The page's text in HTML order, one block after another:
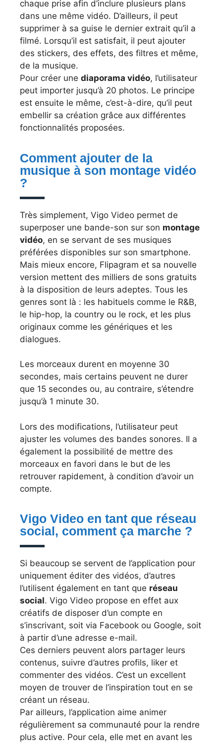
chaque prise afin d’inclure plusieurs plans
dans une même vidéo. D’ailleurs, il peut
supprimer à sa guise le dernier extrait qu’il a
filmé. Lorsqu’il est satisfait, il peut ajouter
des stickers, des effets, des filtres et même,
de la musique.
Pour créer une diaporama vidéo, l’utilisateur
peut importer jusqu’à 20 photos. Le principe
est ensuite le même, c’est-à-dire, qu’il peut
embellir sa création grâce aux différentes
fonctionnalités proposées.
Comment ajouter de la
musique à son montage vidéo
?
Très simplement, Vigo Video permet de
superposer une bande-son sur son montage
vidéo, en se servant de ses musiques
préférées disponibles sur son smartphone.
Mais mieux encore, Flipagram et sa nouvelle
version mettent des milliers de sons gratuits
à la disposition de leurs adeptes. Tous les
genres sont là : les habituels comme le R&B,
le hip-hop, la country ou le rock, et les plus
originaux comme les génériques et les
dialogues.
Les morceaux durent en moyenne 30
secondes, mais certains peuvent ne durer
que 15 secondes ou, au contraire, s’étendre
jusqu’à 1 minute 30.
Lors des modifications, l’utilisateur peut
ajuster les volumes des bandes sonores. Il a
également la possibilité de mettre des
morceaux en favori dans le but de les
retrouver rapidement, à condition d’avoir un
compte.
Vigo Video en tant que réseau
social, comment ça marche ?
Si beaucoup se servent de l’application pour
uniquement éditer des vidéos, d’autres
l’utilisent également en tant que réseau
social. Vigo Video propose en effet aux
créatifs de disposer d’un compte en
s’inscrivant, soit via Facebook ou Google, soit
à partir d’une adresse e-mail.
Ces derniers peuvent alors partager leurs
contenus, suivre d’autres profils, liker et
commenter des vidéos. C’est un excellent
moyen de trouver de l’inspiration tout en se
créant un réseau.
Par ailleurs, l’application aime animer
régulièrement sa communauté pour la rendre
plus active. Pour cela, elle met en avant les